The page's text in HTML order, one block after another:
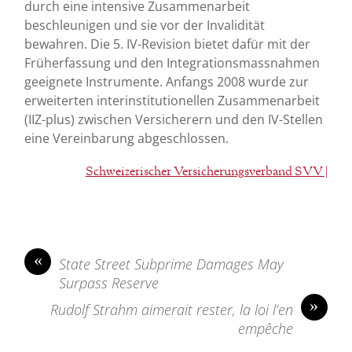
durch eine intensive Zusammenarbeit
beschleunigen und sie vor der Invalidität
bewahren. Die 5. IV-Revision bietet dafür mit der
Früherfassung und den Integrationsmassnahmen
geeignete Instrumente. Anfangs 2008 wurde zur
erweiterten interinstitutionellen Zusammenarbeit
(IIZ-plus) zwischen Versicherern und den IV-Stellen
eine Vereinbarung abgeschlossen.
Schweizerischer Versicherungsverband SVV |
«
State Street Subprime Damages May
Surpass Reserve
»
Rudolf Strahm aimerait rester, la loi l’en
empêche